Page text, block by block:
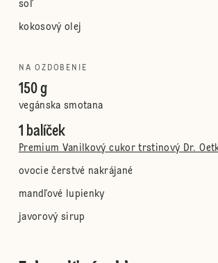
soľ
kokosový olej
NA OZDOBENIE
150 g
vegánska smotana
1 balíček
Premium Vanilkový cukor trstinový Dr.
ovocie čerstvé nakrájané
mandľové lupienky
javorový sirup